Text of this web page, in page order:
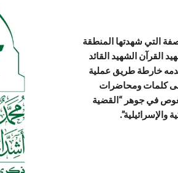
التي شهدتها المنطقة
القرآن الشهيد القائد
خارطة طريق عملية
إلى كلمات ومحاضرات
يغوص في جوهر “القضية